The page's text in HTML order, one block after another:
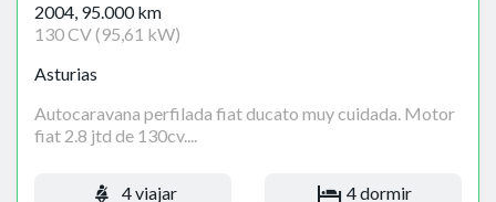
2004, 95.000 km
130 CV (95,61 kW)
Asturias
Autocaravana perfilada fiat ducato muy cuidada. Motor
fiat 2.8 jtd de 130cv....
4 viajar 4 dormir